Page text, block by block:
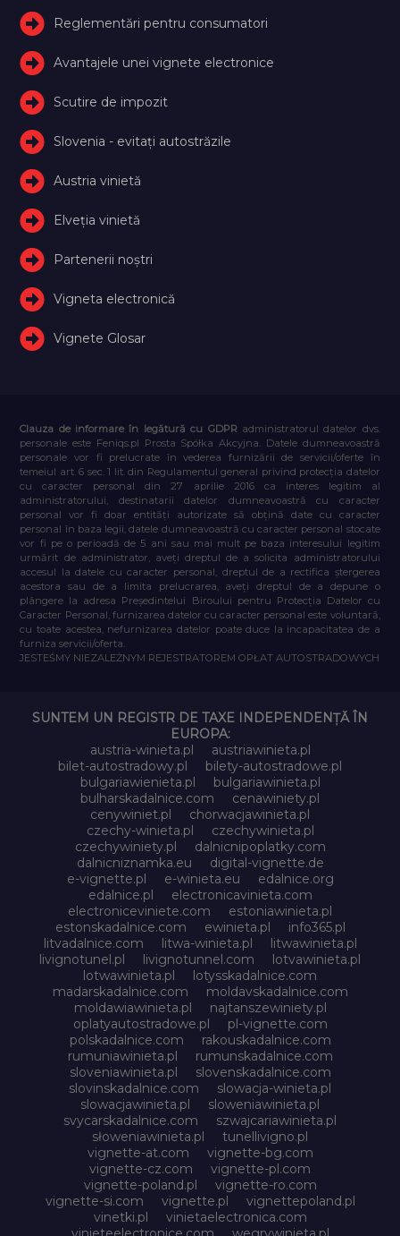
Reglementări pentru consumatori
Avantajele unei vignete electronice
Scutire de impozit
Slovenia - evitați autostrăzile
Austria vinietă
Elveţia vinietă
Partenerii noștri
Vigneta electronică
Vignete Glosar
Clauza de informare în legătură cu GDPR administratorul datelor dvs.
personale este Feniqs.pl Prosta Spółka Akcyjna. Datele dumneavoastră
personale vor fi prelucrate în vederea furnizării de servicii/oferte în
temeiul art. 6 sec. 1 lit. din Regulamentul general privind protecția datelor
cu caracter personal din 27 aprilie 2016 ca interes legitim al
administratorului, destinatarii datelor dumneavoastră cu caracter
personal vor fi doar entități autorizate să obțină date cu caracter
personal în baza legii, datele dumneavoastră cu caracter personal stocate
vor fi pe o perioadă de 5 ani sau mai mult pe baza interesului legitim
urmărit de administrator, aveți dreptul de a solicita administratorului
accesul la datele cu caracter personal, dreptul de a rectifica ștergerea
acestora sau de a limita prelucrarea, aveți dreptul de a depune o
plângere la adresa Președintelui Biroului pentru Protecția Datelor cu
Caracter Personal, furnizarea datelor cu caracter personal este voluntară,
cu toate acestea, nefurnizarea datelor poate duce la incapacitatea de a
furniza servicii/oferta.
JESTEŚMY NIEZALEŻNYM REJESTRATOREM OPŁAT AUTOSTRADOWYCH
SUNTEM UN REGISTR DE TAXE INDEPENDENȚĂ ÎN
EUROPA:
austria-winieta.pl
austriawinieta.pl
bilet-autostradowy.pl
bilety-autostradowe.pl
bulgariawienieta.pl
bulgariawinieta.pl
bulharskadalnice.com
cenawiniety.pl
cenywiniet.pl
chorwacjawinieta.pl
czechy-winieta.pl
czechywinieta.pl
czechywiniety.pl
dalnicnipoplatky.com
dalnicniznamka.eu
digital-vignette.de
e-vignette.pl
e-winieta.eu
edalnice.org
edalnice.pl
electronicavinieta.com
electroniceviniete.com
estoniawinieta.pl
estonskadalnice.com
ewinieta.pl
info365.pl
litvadalnice.com
litwa-winieta.pl
litwawinieta.pl
livignotunel.pl
livignotunnel.com
lotvawinieta.pl
lotwawinieta.pl
lotysskadalnice.com
madarskadalnice.com
moldavskadalnice.com
moldawiawinieta.pl
najtanszewiniety.pl
oplatyautostradowe.pl
pl-vignette.com
polskadalnice.com
rakouskadalnice.com
rumuniawinieta.pl
rumunskadalnice.com
sloveniawinieta.pl
slovenskadalnice.com
slovinskadalnice.com
slowacja-winieta.pl
slowacjawinieta.pl
sloweniawinieta.pl
svycarskadalnice.com
szwajcariawinieta.pl
słoweniawinieta.pl
tunellivigno.pl
vignette-at.com
vignette-bg.com
vignette-cz.com
vignette-pl.com
vignette-poland.pl
vignette-ro.com
vignette-si.com
vignette.pl
vignettepoland.pl
vinetki.pl
vinietaelectronica.com